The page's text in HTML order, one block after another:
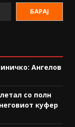
БАРАЈ
Ангелов
со полн
куфер